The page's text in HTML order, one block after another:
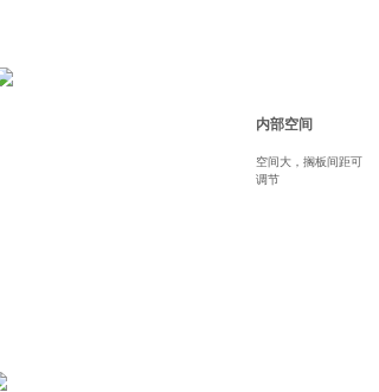
内部空间
空间大，搁板间距可
调节